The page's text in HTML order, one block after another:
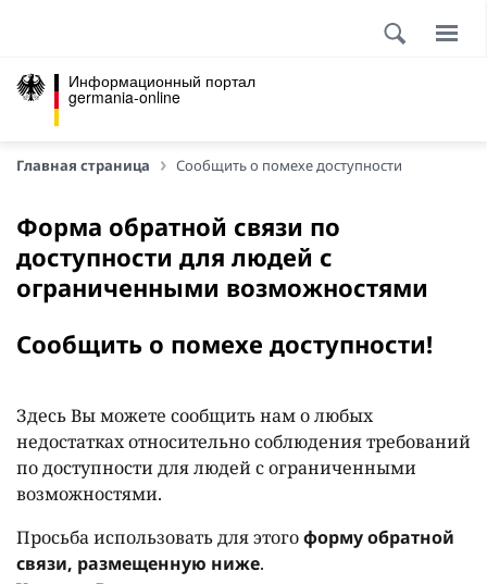
Информационный портал
germania-online
Главная страница Сообщить о помехе доступности
Форма обратной связи по
доступности для людей с
ограниченными возможностями
Сообщить о помехе доступности!
Здесь Вы можете сообщить нам о любых
недостатках относительно соблюдения требований
по доступности для людей с ограниченными
возможностями.
Просьба использовать для этогоформу обратной
связи, размещенную ниже.